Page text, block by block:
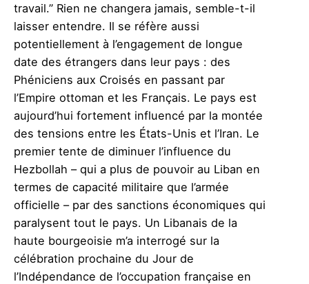
travail.” Rien ne changera jamais, semble-t-il
laisser entendre. Il se réfère aussi
potentiellement à l’engagement de longue
date des étrangers dans leur pays : des
Phéniciens aux Croisés en passant par
l’Empire ottoman et les Français. Le pays est
aujourd’hui fortement influencé par la montée
des tensions entre les États-Unis et l’Iran. Le
premier tente de diminuer l’influence du
Hezbollah – qui a plus de pouvoir au Liban en
termes de capacité militaire que l’armée
officielle – par des sanctions économiques qui
paralysent tout le pays. Un Libanais de la
haute bourgeoisie m’a interrogé sur la
célébration prochaine du Jour de
l’Indépendance de l’occupation française en